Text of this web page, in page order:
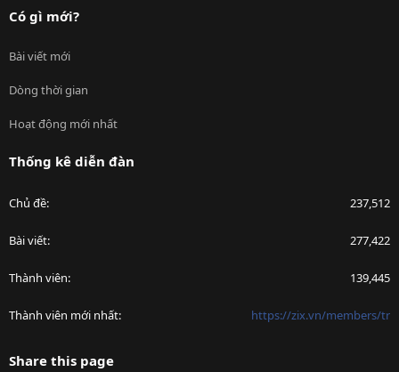
Có gì mới?
Bài viết mới
Dòng thời gian
Hoạt động mới nhất
Thống kê diễn đàn
Chủ đề 237,512
Bài viết 277,422
Thành viên 139,445
Thành viên mới nhất https://zix.vn/members/tr
Share this page